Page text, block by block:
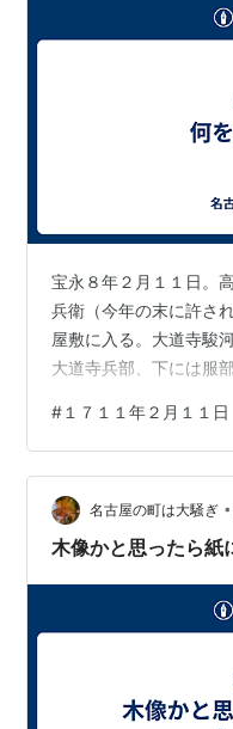
宝永８年２月１１日。
兵衛（今年の末に許さ
屋敷に入る。大道寺駿
大道寺兵部、下には服
# １７１１年２月１１日
名古屋の町は大騒ぎ •
木像かと思ったら紙